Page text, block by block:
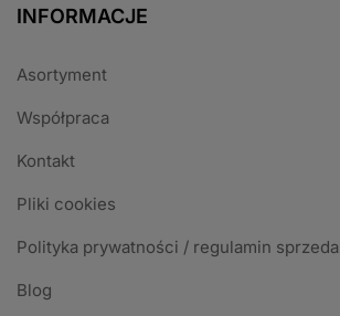
INFORMACJE
Asortyment
Współpraca
Kontakt
Pliki cookies
Polityka prywatności / regulamin
Blog